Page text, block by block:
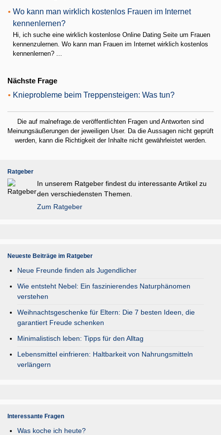
• Wo kann man wirklich kostenlos Frauen im Internet
kennenlernen?
Hi, ich suche eine wirklich kostenlose Online Dating Seite um Frauen
kennenzulernen. Wo kann man Frauen im Internet wirklich kostenlos
kennenlernen? ...
Nächste Frage
• Knieprobleme beim Treppensteigen: Was tun?
Die auf malnefrage.de veröffentlichten Fragen und Antworten sind
Meinungsäußerungen der jeweiligen User. Da die Aussagen nicht geprüft
werden, kann die Richtigkeit der Inhalte nicht gewährleistet werden.
Ratgeber
In unserem Ratgeber findest du interessante Artikel zu
den verschiedensten Themen.
Zum Ratgeber
Neueste Beiträge im Ratgeber
Neue Freunde finden als Jugendlicher
Wie entsteht Nebel: Ein faszinierendes Naturphänomen
verstehen
Weihnachtsgeschenke für Eltern: Die 7 besten Ideen, die
garantiert Freude schenken
Minimalistisch leben: Tipps für den Alltag
Lebensmittel einfrieren: Haltbarkeit von Nahrungsmitteln
verlängern
Interessante Fragen
Was koche ich heute?